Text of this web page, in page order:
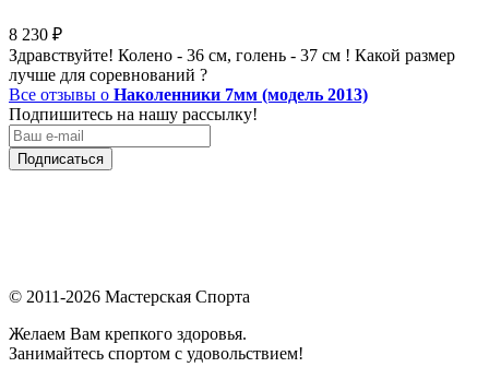
8 230 ₽
Здравствуйте! Колено - 36 см, голень - 37 см ! Какой размер
лучше для соревнований ?
Все отзывы о Наколенники 7мм (модель 2013)
Подпишитесь на нашу рассылку!
Подписаться
© 2011-2026 Мастерская Спорта
Желаем Вам крепкого здоровья.
Занимайтесь спортом с удовольствием!